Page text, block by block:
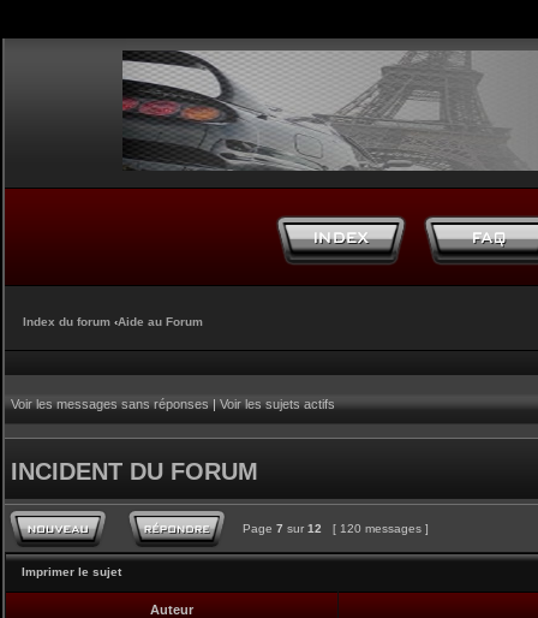
Index du forum ‹Aide au Forum
Voir les messages sans réponses|Voir les sujets actifs
INCIDENT DU FORUM
Page 7 sur 12 [ 120 messages ]
Imprimer le sujet
Auteur